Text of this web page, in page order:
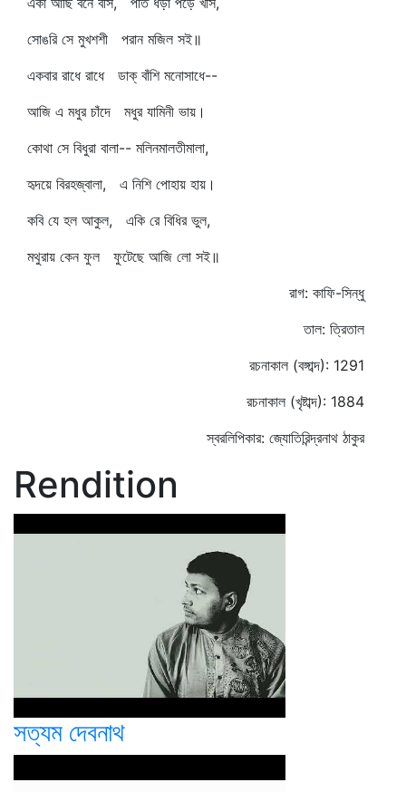
সোঙরি সে মুখশশী পরান মজিল সই॥
একবার রাধে রাধে ডাক্‌ বাঁশি মনোসাধে--
আজি এ মধুর চাঁদে মধুর যামিনী ভায়।
কোথা সে বিধুরা বালা-- মলিনমালতীমালা,
হৃদয়ে বিরহজ্বালা, এ নিশি পোহায় হায়।
কবি যে হল আকুল, একি রে বিধির ভুল,
মথুরায় কেন ফুল ফুটেছে আজি লো সই॥
রাগ: কাফি-সিন্ধু
তাল: ত্রিতাল
রচনাকাল (বঙ্গাব্দ): 1291
রচনাকাল (খৃষ্টাব্দ): 1884
স্বরলিপিকার: জ্যোতিরিন্দ্রনাথ ঠাকুর
Rendition
সত্যম দেবনাথ